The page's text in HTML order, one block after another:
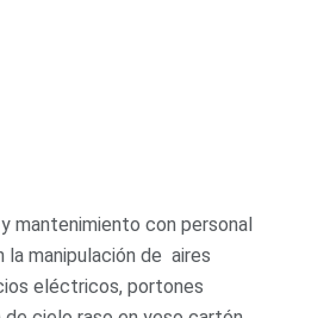
mantenimiento con personal
manipulación de aires
eléctricos, portones